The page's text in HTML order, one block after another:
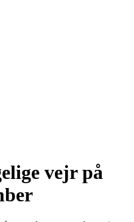
vejr på